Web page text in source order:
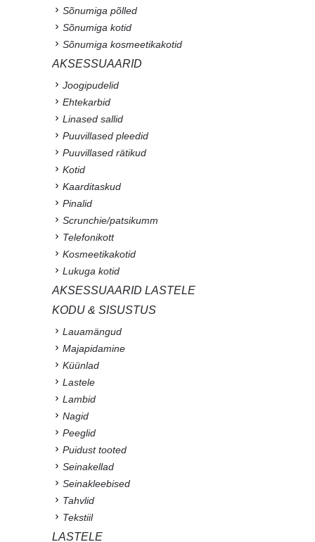
Sõnumiga põlled
Sõnumiga kotid
Sõnumiga kosmeetikakotid
AKSESSUAARID
Joogipudelid
Ehtekarbid
Linased sallid
Puuvillased pleedid
Puuvillased rätikud
Kotid
Kaarditaskud
Pinalid
Scrunchie/patsikumm
Telefonikott
Kosmeetikakotid
Lukuga kotid
AKSESSUAARID LASTELE
KODU & SISUSTUS
Lauamängud
Majapidamine
Küünlad
Lastele
Lambid
Nagid
Peeglid
Puidust tooted
Seinakellad
Seinakleebised
Tahvlid
Tekstiil
LASTELE